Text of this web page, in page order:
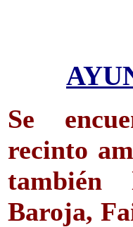
Se
recinto
también
Baroja,